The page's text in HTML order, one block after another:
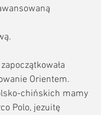
Orientem.
chińskich mamy
Polo, jezuitę